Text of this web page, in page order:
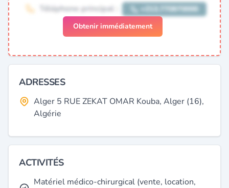
Obtenir immédiatement
ADRESSES
Alger 5 RUE ZEKAT OMAR Kouba, Alger (16),
Algérie
ACTIVITÉS
Matériel médico-chirurgical (vente, location,